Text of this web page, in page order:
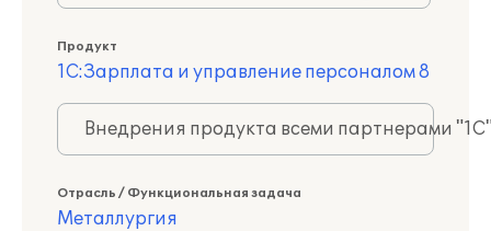
Продукт
1С:Зарплата и управление персоналом 8
Внедрения продукта всеми партнерами
Отрасль / Функциональная задача
Металлургия